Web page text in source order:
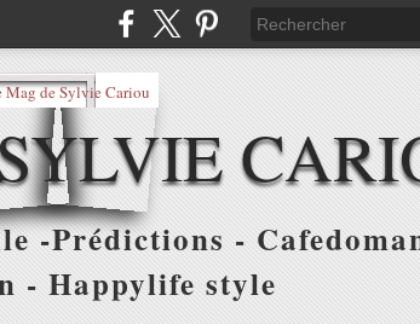
-Prédictions -
- Happylife style